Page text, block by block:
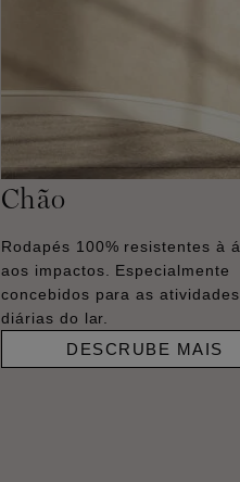
Chão
Rodapés 100% resistentes à
aos impactos. Especialmente
concebidos para as atividades
diárias do lar.
DESCRUBE MAIS